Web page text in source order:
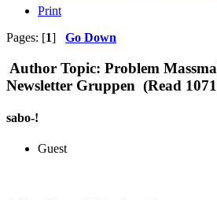
Print
Pages: [1] Go Down
Author Topic: Problem
Newsletter Gruppen (Read
sabo-!
Guest